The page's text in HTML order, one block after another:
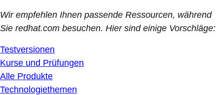
Wir empfehlen Ihnen passende Ressourcen, während
Sie redhat.com besuchen. Hier sind einige Vorschläge:
Testversionen
Kurse und Prüfungen
Alle Produkte
Technologiethemen